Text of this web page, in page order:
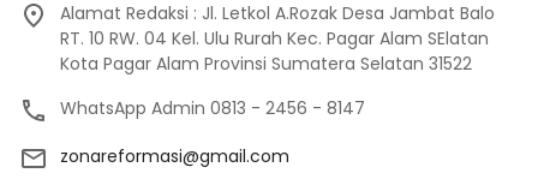
Alamat Redaksi : Jl. Letkol A.Rozak Desa Jambat Balo
RT. 10 RW. 04 Kel. Ulu Rurah Kec. Pagar Alam SElatan
Kota Pagar Alam Provinsi Sumatera Selatan 31522
WhatsApp Admin 0813 - 2456 - 8147
zonareformasi@gmail.com